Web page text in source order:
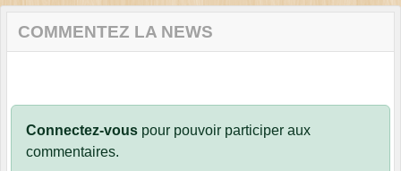
COMMENTEZ LA NEWS
Connectez-vous pour pouvoir participer aux
commentaires.